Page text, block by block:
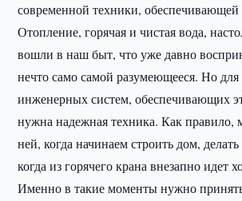
современной техники, обеспечивающей
Отопление, горячая и чистая вода,
вошли в наш быт, что уже давно
нечто само самой разумеющееся. Но
инженерных систем, обеспечивающих
нужна надежная техника. Как
ней, когда начинаем строить дом,
когда из горячего крана внезапно идет
Именно в такие моменты нужно